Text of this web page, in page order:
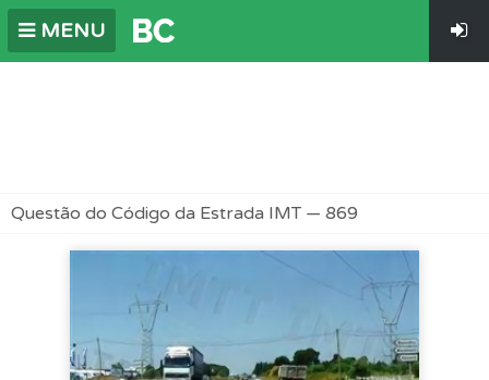
MENU
Questão do Código da Estrada IMT — 869